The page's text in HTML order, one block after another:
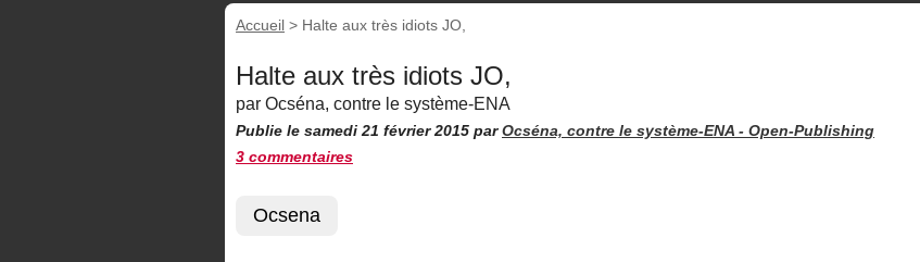
Accueil > Halte aux très idiots JO,
Halte aux très idiots JO,
par Ocséna, contre le système-ENA
Publie le samedi 21 février 2015 parOcséna, contre le système-ENA - Open-Publishing
3 commentaires
Ocsena